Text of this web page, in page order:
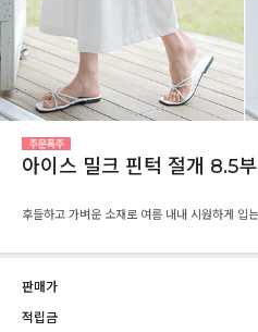
아이스 밀크 핀턱 절개 8.5
후들하고 가벼운 소재로 여름 내내 시원하게 입
판매가
적립금